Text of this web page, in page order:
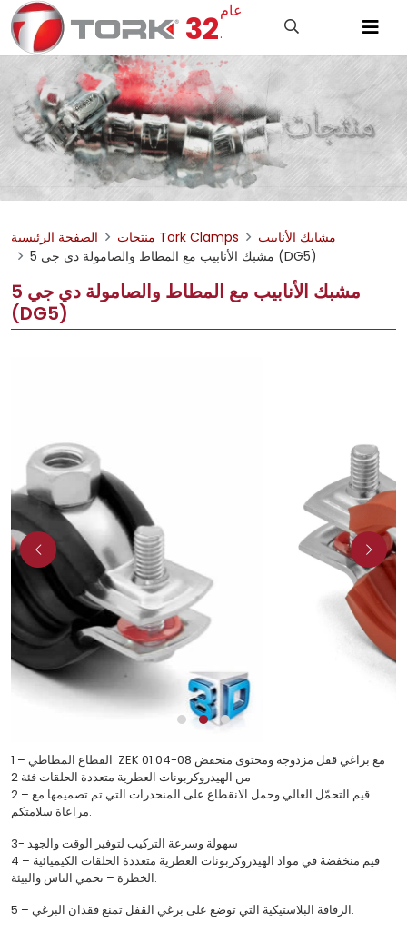
32.
عام
الصفحة الرئيسية منتجات Tork Clamps
مشابك الأنابيب
مشبك الأنابيب مع المطاط والصامولة دي جي 5 (DG5)
مشبك الأنابيب مع المطاط والصامولة دي جي 5
(DG5)
1 – القطاع المطاطي ZEK 01.04-08 مع براغي قفل مزدوجة ومحتوى منخفض
من الهيدروكربونات العطرية متعددة الحلقات فئة 2
2 – قيم التحمّل العالي وحمل الانقطاع على المنحدرات التي تم تصميمها مع
مراعاة سلامتكم.
3- سهولة وسرعة التركيب لتوفير الوقت والجهد
4 – قيم منخفضة في مواد الهيدروكربونات العطرية متعددة الحلقات الكيميائية
الخطرة – تحمي الناس والبيئة.
5 – الرقاقة البلاستيكية التي توضع على برغي القفل تمنع فقدان البرغي.